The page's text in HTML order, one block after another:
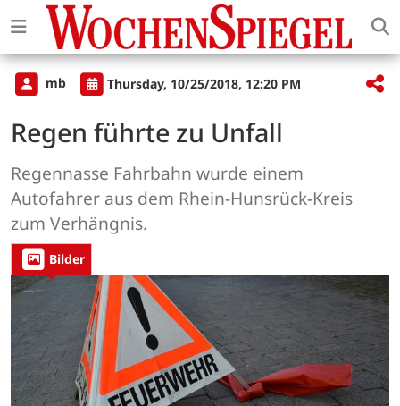
mb Thursday, 10/25/2018, 12:20 PM
Regen führte zu Unfall
Regennasse Fahrbahn wurde einem
Autofahrer aus dem Rhein-Hunsrück-Kreis
zum Verhängnis.
Bilder